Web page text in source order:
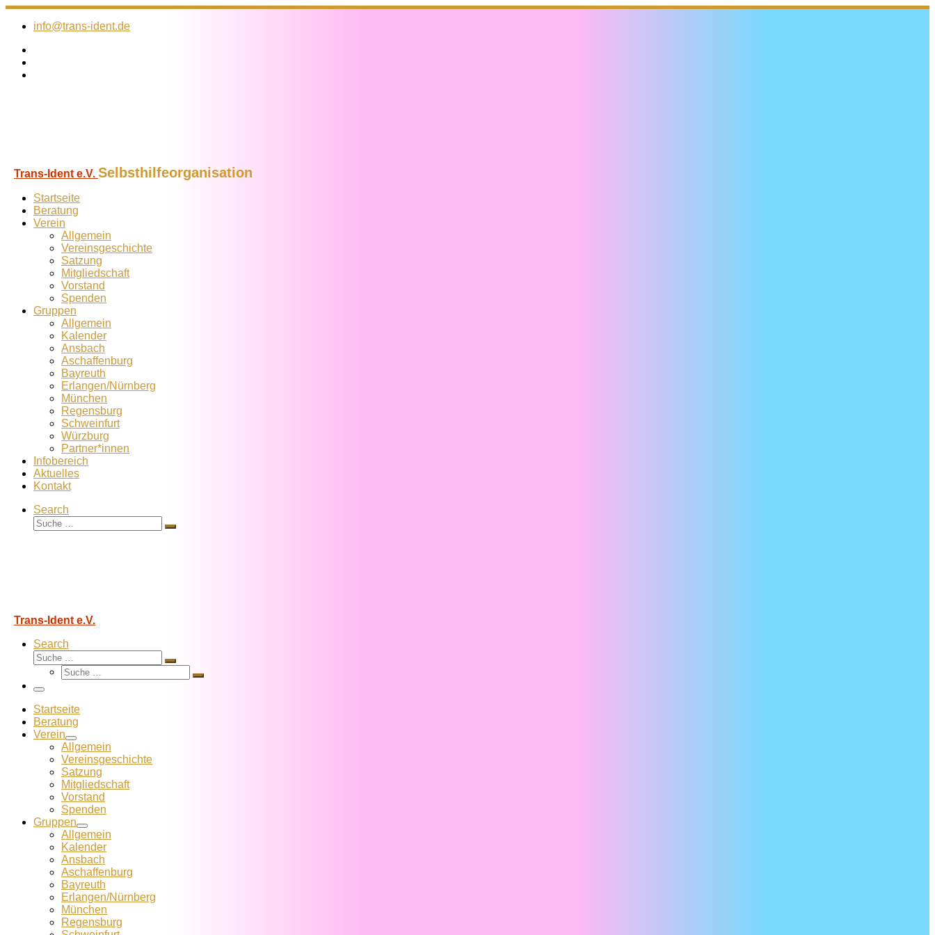
Zum
Inhalt
info@trans-ident.de
Trans-Ident e.V. Selbsthilfeorganisation
Startseite
Beratung
Verein
Allgemein
Vereins­geschichte
Satzung
Mitglied­schaft
Vorstand
Spenden
Gruppen
Allgemein
Kalender
Ansbach
Aschaffenburg
Bayreuth
Erlangen/Nürnberg
München
Regensburg
Schweinfurt
Würzburg
Partner*innen
Infobereich
Aktuelles
Kontakt
Search
Suche
Suche
Trans-Ident e.V.
Search
Suche
Suche
Suche
Suche
Menü
Startseite
Beratung
Verein
Allgemein
Vereins­geschichte
Satzung
Mitglied­schaft
Vorstand
Spenden
Gruppen
Allgemein
Kalender
Ansbach
Aschaffenburg
Bayreuth
Erlangen/Nürnberg
München
Regensburg